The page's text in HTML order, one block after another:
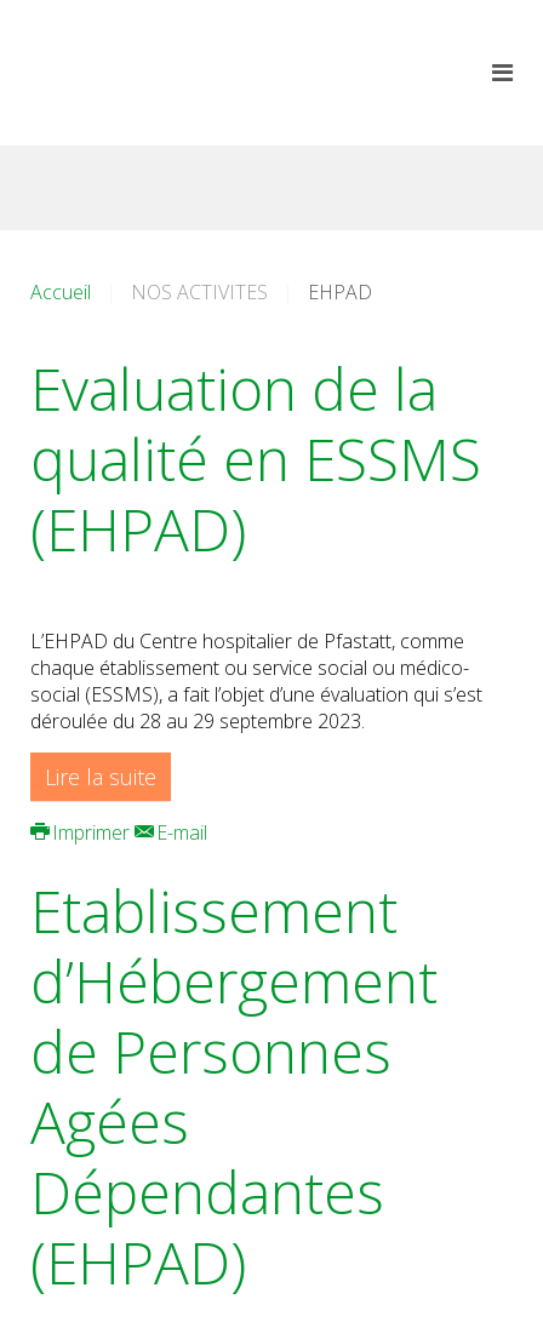
Accueil NOS ACTIVITES EHPAD
Evaluation de la
qualité en ESSMS
(EHPAD)
L’EHPAD du Centre hospitalier de Pfastatt, comme
chaque établissement ou service social ou médico-
social (ESSMS), a fait l’objet d’une évaluation qui s’est
déroulée du 28 au 29 septembre 2023.
Lire la suite
Imprimer E-mail
Etablissement
d’Hébergement
de Personnes
Agées
Dépendantes
(EHPAD)